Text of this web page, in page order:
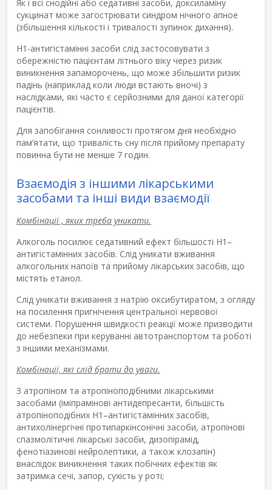
Як і всі снодійні або седативні засоби, доксиламіну
сукцинат може загострювати синдром нічного апное
(збільшення кількості і тривалості зупинок дихання).
Н1 -антигістамінні засоби слід застосовувати з
обережністю пацієнтам літнього віку через ризик
виникнення запаморочень, що може збільшити ризик
падінь (наприклад коли люди встають вночі) з
наслідками, які часто є серйозними для даної категорії
пацієнтів.
Для запобігання сонливості протягом дня необхідно
пам’ятати, що тривалість сну після прийому препарату
повинна бути не менше 7 годин.
Взаємодія з іншими лікарськими
засобами та інші види взаємодії
Комбінації , яких треба уникати.
Алкоголь посилює седативний ефект більшості Н1 –
антигістамінних засобів. Слід уникати вживання
алкогольних напоїв та прийому лікарських засобів, що
містять етанол.
Слід уникати вживання з натрію оксибутиратом, з огляду
на посилення пригнічення центральної нервової
системи. Порушення швидкості реакції може призводити
до небезпеки при керуванні автотранспортом та роботі
з іншими механізмами.
Комбінації, які слід брати до уваги.
З атропіном та атропіноподібними лікарськими
засобами (іміпрамінові антидепресанти, більшість
атропіноподібних Н1 –антигістамінних засобів,
антихолінергічні протипаркінсонічні засоби, атропінові
спазмолітичні лікарські засоби, дизопірамід,
фенотіазинові нейролептики, а також клозапін)
внаслідок виникнення таких побічних ефектів як
затримка сечі, запор, сухість у роті;